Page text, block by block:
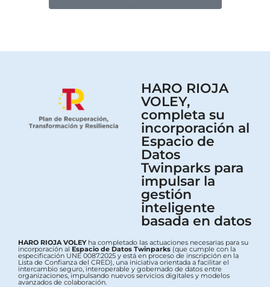
HARO RIOJA
VOLEY,
completa su
incorporación al
Espacio de
Datos
Twinparks para
impulsar la
gestión
inteligente
basada en datos
HARO RIOJA VOLEYha completado las actuaciones necesarias para su
incorporación al Espacio de Datos Twinparks (que cumple con la
especificación UNE 0087:2025 y está en proceso de inscripción en la
Lista de Confianza del CRED), una iniciativa orientada a facilitar el
intercambio seguro, interoperable y gobernado de datos entre
organizaciones, impulsando nuevos servicios digitales y modelos
avanzados de colaboración.